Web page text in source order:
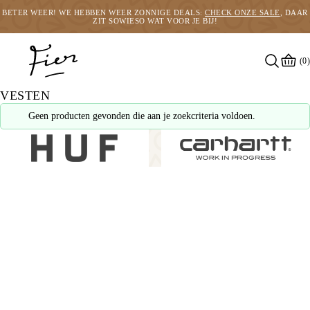
BETER WEER! WE HEBBEN WEER ZONNIGE DEALS:CHECK ONZE SALE , DAAR
ZIT SOWIESO WAT VOOR JE BIJ!
(0)
VESTEN
Geen producten gevonden die aan je zoekcriteria voldoen.